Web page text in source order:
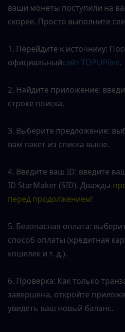
ваши монеты поступили на
скорее. Просто выполните
1. Перейдите к источнику:
официальныйсайт TOPUPlive.
2. Найдите приложение:
строке поиска.
3. Выберите предложение:
вам пакет из списка выше.
4. Введите ваш ID: введите
ID StarMaker (SID). Дважды-
перед продолжением!
5. Безопасная оплата:
способ оплаты (кредитная
кошелек и т. д.).
6. Проверка: Как только
завершена, откройте
увидеть ваш новый баланс.